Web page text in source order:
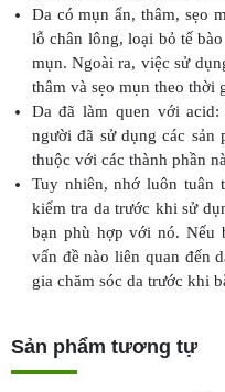
Da có mụn ẩn, thâm, sẹo
lỗ chân lông, loại bỏ tế
mụn. Ngoài ra, việc sử
thâm và sẹo mụn theo thời
Da đã làm quen với
người đã sử dụng các sản
thuộc với các thành phần
Tuy nhiên, nhớ luôn tuân
kiểm tra da trước khi sử
bạn phù hợp với nó. Nếu
vấn đề nào liên quan đến
gia chăm sóc da trước khi
Sản phẩm tương tự